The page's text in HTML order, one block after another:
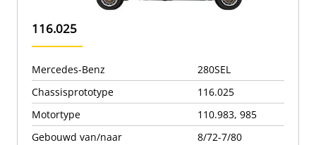
116.025
Mercedes-Benz
280SEL
Chassisprototype
116.025
Motortype
110.983, 985
Gebouwd van/naar
8/72-7/80